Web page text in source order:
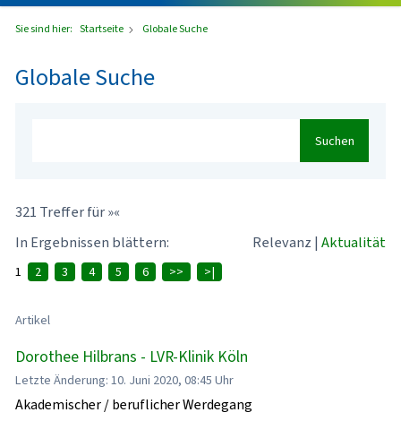
Sie sind hier: Startseite Globale Suche
Globale Suche
Suchen
321 Treffer für »«
In Ergebnissen blättern:
Relevanz | Aktualität
1 2 3 4 5 6 >> >|
Artikel
Dorothee Hilbrans - LVR-Klinik Köln
Letzte Änderung: 10. Juni 2020, 08:45 Uhr
Akademischer / beruflicher Werdegang